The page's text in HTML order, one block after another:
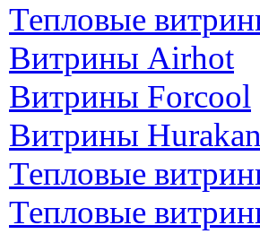
Тепловые
Витрины Airhot
Витрины Forcool
Витрины
Тепловые
Тепловые